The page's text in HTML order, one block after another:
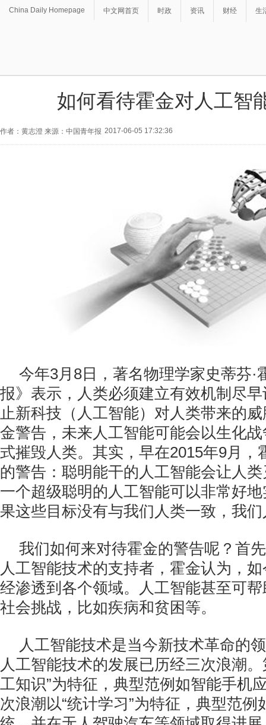
China Daily Homepage 中文网首页 时政 资讯 财经 生
如何看待霍金对人工智
作者：黄志澄 来源：中国青年报 2017-06-05 17:32:36
今年3月8日，著名物理学家史蒂芬·
报》表示，人类必须建立有效机制尽
止新科技（人工智能）对人类带来的
金警告，未来人工智能可能会以生化
式摧毁人类。其实，早在2015年9月，
的警告：聪明能干的人工智能会让人
一个超级聪明的人工智能可以非常好
果这些目标没有与我们人类一致，我
我们如何来对待霍金的警告呢？首
人工智能技术的支持者，霍金认为，
经渗透到各个领域。人工智能甚至可
社会挑战，比如疾病和贫困等。
人工智能技术是当今新技术革命的
人工智能技术的发展已历经三次浪潮
工知识”为特征，典型范例如智能手机
次浪潮以“统计学习”为特征，典型范例